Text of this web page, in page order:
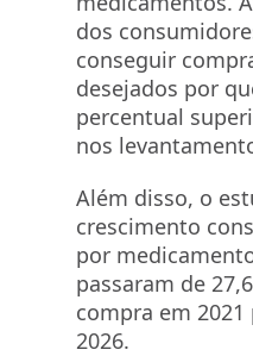
dos
conseguir
desejados por
percentual
nos
Além disso, o
crescimento
por
passaram de
compra em 2021
2026.